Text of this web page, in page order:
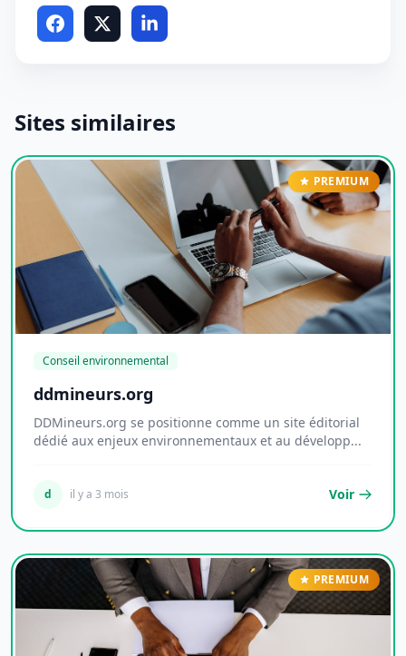
Sites similaires
PREMIUM
Conseil environnemental
ddmineurs.org
DDMineurs.org se positionne comme un site éditorial
dédié aux enjeux environnementaux et au développ...
d il y a 3 mois Voir
PREMIUM